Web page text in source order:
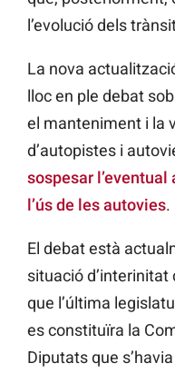
l’evolució dels
La nova
lloc en ple debat
el manteniment i la
d’autopistes i
sospesar l’eventual
l’ús de les autovies.
El debat està
situació
que l’última
es constituïra la
Diputats que